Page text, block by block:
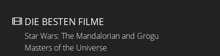
DIE BESTEN FILME
Star Wars: The Mandalorian and Grogu
Masters of the Universe